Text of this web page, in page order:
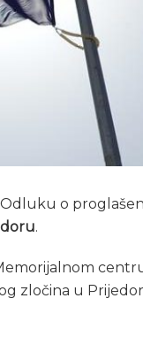
Odluku o
.
zločina u